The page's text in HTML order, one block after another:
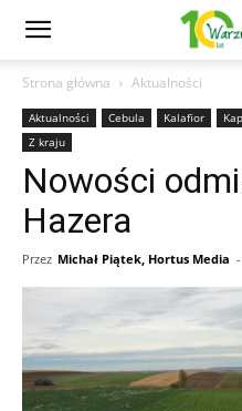
Strona główna Aktualności
Aktualności Cebula Kalafior
Z kraju
Nowości
Hazera
Przez Michał Piątek, Hortus Media -